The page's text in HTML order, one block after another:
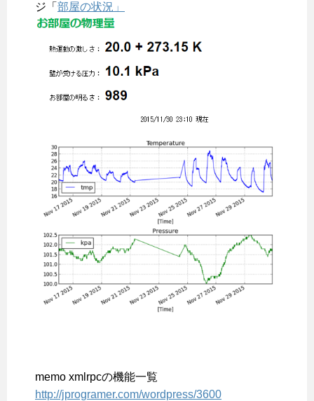
ジ「 部屋の状況」
memo xmlrpcの機能一覧
http://jprogramer.com/wordpress/3600